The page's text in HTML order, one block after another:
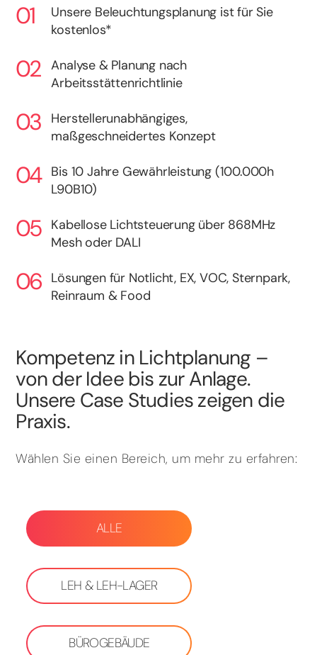
Unsere Beleuchtungsplanung ist für Sie
kostenlos*
Analyse & Planung nach
Arbeitsstättenrichtlinie
Herstellerunabhängiges,
maßgeschneidertes Konzept
Bis 10 Jahre Gewährleistung (100.000h
L90B10)
Kabellose Lichtsteuerung über 868MHz
Mesh oder DALI
Lösungen für Notlicht, EX, VOC, Sternpark,
Reinraum & Food
Kompetenz in Lichtplanung –
von der Idee bis zur Anlage.
Unsere Case Studies zeigen die
Praxis.
Wählen Sie einen Bereich, um mehr zu erfahren:
ALLE
LEH & LEH-LAGER
BÜROGEBÄUDE